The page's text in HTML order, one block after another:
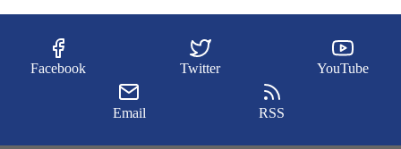
Facebook Twitter YouTube
Email RSS